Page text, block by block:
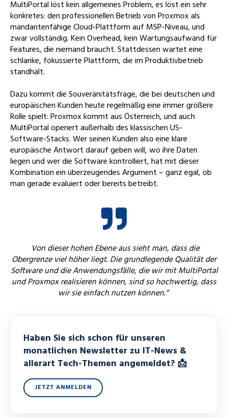
MultiPortal löst kein allgemeines Problem, es löst ein sehr
konkretes: den professionellen Betrieb von Proxmox als
mandantenfähige Cloud-Plattform auf MSP-Niveau, und
zwar vollständig. Kein Overhead, kein Wartungsaufwand für
Features, die niemand braucht. Stattdessen wartet eine
schlanke, fokussierte Plattform, die im Produktivbetrieb
standhält.
Dazu kommt die Souveränitätsfrage, die bei deutschen und
europäischen Kunden heute regelmäßig eine immer größere
Rolle spielt: Proxmox kommt aus Österreich, und auch
MultiPortal operiert außerhalb des klassischen US-
Software-Stacks. Wer seinen Kunden also eine klare
europäische Antwort darauf geben will, wo ihre Daten
liegen und wer die Software kontrolliert, hat mit dieser
Kombination ein überzeugendes Argument – ganz egal, ob
man gerade evaluiert oder bereits betreibt.
Von dieser hohen Ebene aus sieht man, dass die
Obergrenze viel höher liegt. Die grundlegende Qualität der
Software und die Anwendungsfälle, die wir mit MultiPortal
und Proxmox realisieren können, sind so hochwertig, dass
wir sie einfach nutzen können.“
Haben Sie sich schon für unseren
monatlichen Newsletter zu IT-News &
allerart Tech-Themen angemeldet? 📩
JETZT ANMELDEN